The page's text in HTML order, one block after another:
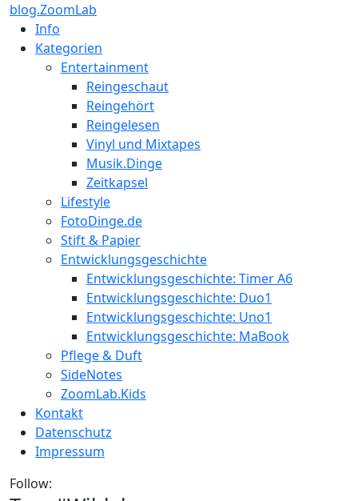
blog.ZoomLab
ZoomLab
//
Info
Kategorien
Entertainment
Reingeschaut
Reingehört
Reingelesen
Vinyl und Mixtapes
Musik.Dinge
Zeitkapsel
Lifestyle
FotoDinge.de
Stift & Papier
Entwicklungsgeschichte
Entwicklungsgeschichte: Timer A6
Entwicklungsgeschichte: Duo1
Entwicklungsgeschichte: Uno1
Entwicklungsgeschichte: MaBook
Pflege & Duft
SideNotes
ZoomLab.Kids
Kontakt
Datenschutz
Impressum
Follow: